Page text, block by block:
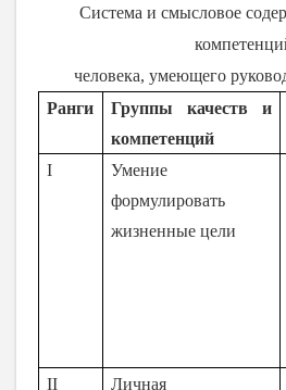
Система и смысловое
человека, умеющего
Ранги
Группы качеств и
компетенций
I
Умение
формулировать
жизненные цели
II
Личная